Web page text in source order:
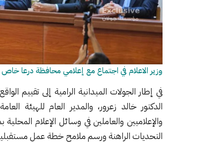
وزير الاعلام في اجتماع مع إعلامي محافظة درعا
في إطار الجولات الميدانية الرامية إلى تقييم
الدكتور خالد زعرور، والمدير العام للهيئة
والإعلاميين والعاملين في وسائل الإعلام
التحديات الراهنة ورسم ملامح خطة عمل مستقبلية